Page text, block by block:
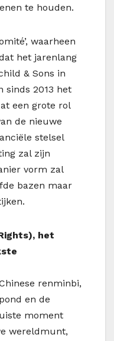
te houden.
waarheen
het jarenlang
& Sons in
sinds 2013 het
een grote rol
de nieuwe
stelsel
zal zijn
vorm zal
bazen maar
het
renminbi,
en de
moment
wereldmunt,